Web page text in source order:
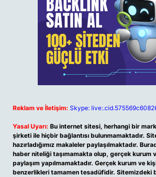
Reklam ve İletişim: Skype:
Yasal Uyarı: Bu internet sitesi, herhangi bir
şirketi ile hiçbir bağlantısı bulunmamaktadır.
hazırladığımız makaleler paylaşılmaktadır.
haber niteliği taşımamakta olup, gerçek kurum
paylaşım yapılmamaktadır. Gerçek kurum ve
benzerlikleri tamamen tesadüfidir. Sitemizdeki